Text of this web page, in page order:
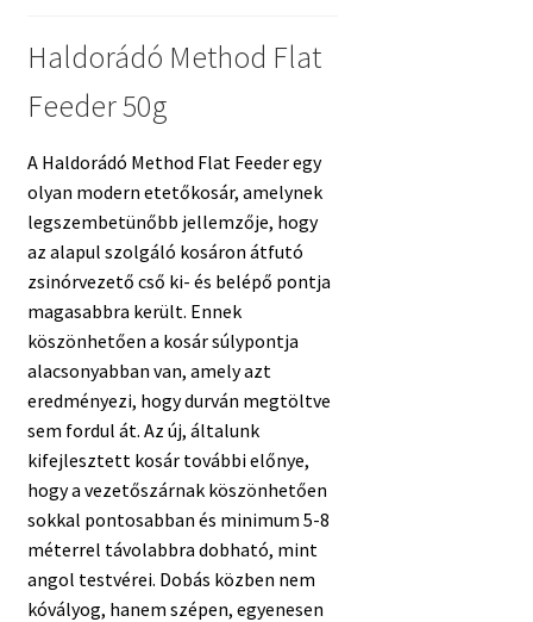
Haldorádó Method Flat
Feeder 50g
A Haldorádó Method Flat Feeder egy
olyan modern etetőkosár, amelynek
legszembetünőbb jellemzője, hogy
az alapul szolgáló kosáron átfutó
zsinórvezető cső ki- és belépő pontja
magasabbra került. Ennek
köszönhetően a kosár súlypontja
alacsonyabban van, amely azt
eredményezi, hogy durván megtöltve
sem fordul át. Az új, általunk
kifejlesztett kosár további előnye,
hogy a vezetőszárnak köszönhetően
sokkal pontosabban és minimum 5-8
méterrel távolabbra dobható, mint
angol testvérei. Dobás közben nem
kóvályog, hanem szépen, egyenesen